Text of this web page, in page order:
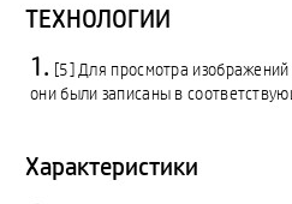
ТЕХНОЛОГИИ
[5] Для просмотра
они были записаны в
Характеристики